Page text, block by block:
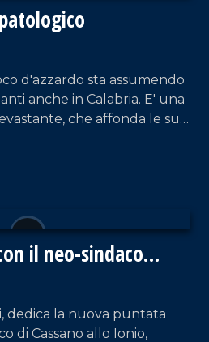
d'azzardo sta assumendo
anche in Calabria. E' una
che affonda le sue
Calabria, direttore del
il neo-sindaco
dedica la nuova puntata
di Cassano allo Ionio,